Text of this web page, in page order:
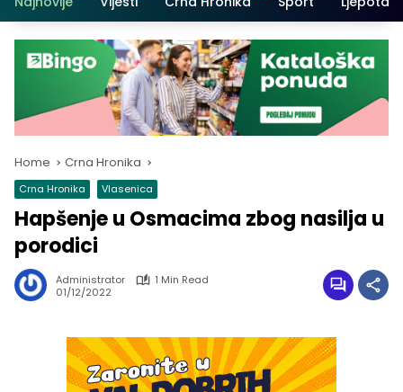
Home Crna Hronika
Crna Hronika Vlasenica
Hapšenje u Osmacima zbog nasilja u
porodici
Administrator
1 Min Read
01/12/2022